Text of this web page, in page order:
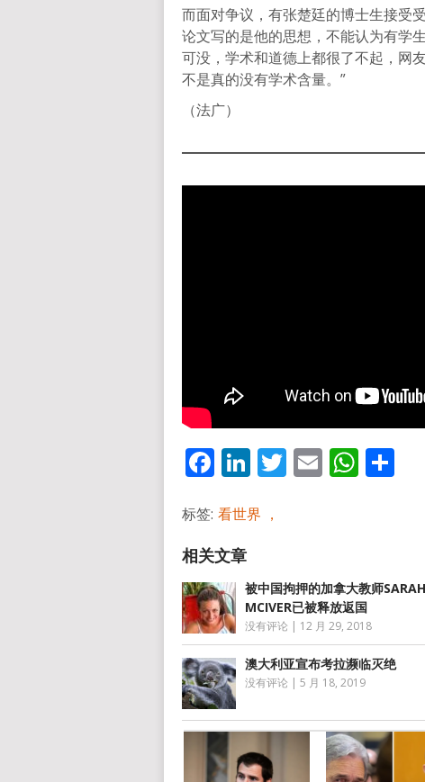
而面对争议，有张楚廷的博士生接受
论文写的是他的思想，不能认为有学
可没，学术和道德上都很了不起，网
不是真的没有学术含量。”
（法广）
Facebook
LinkedIn
Twitter
Email
标签: 看世界 ，
被中国拘押的加拿大教师SARAH
MCIVER已被释放返国
没有评论 | 12 月 29, 2018
澳大利亚宣布考拉濒临灭绝
没有评论 | 5 月 18, 2019